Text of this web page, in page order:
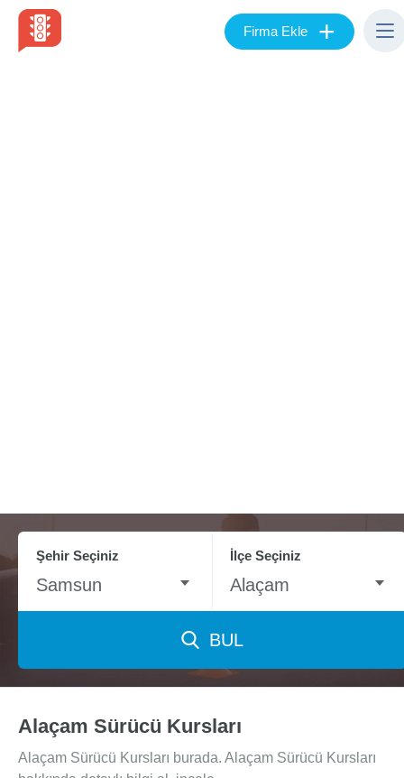
Firma Ekle +
Şehir Seçiniz
Samsun
İlçe Seçiniz
Alaçam
BUL
Alaçam Sürücü Kursları
Alaçam Sürücü Kursları burada. Alaçam Sürücü Kursları